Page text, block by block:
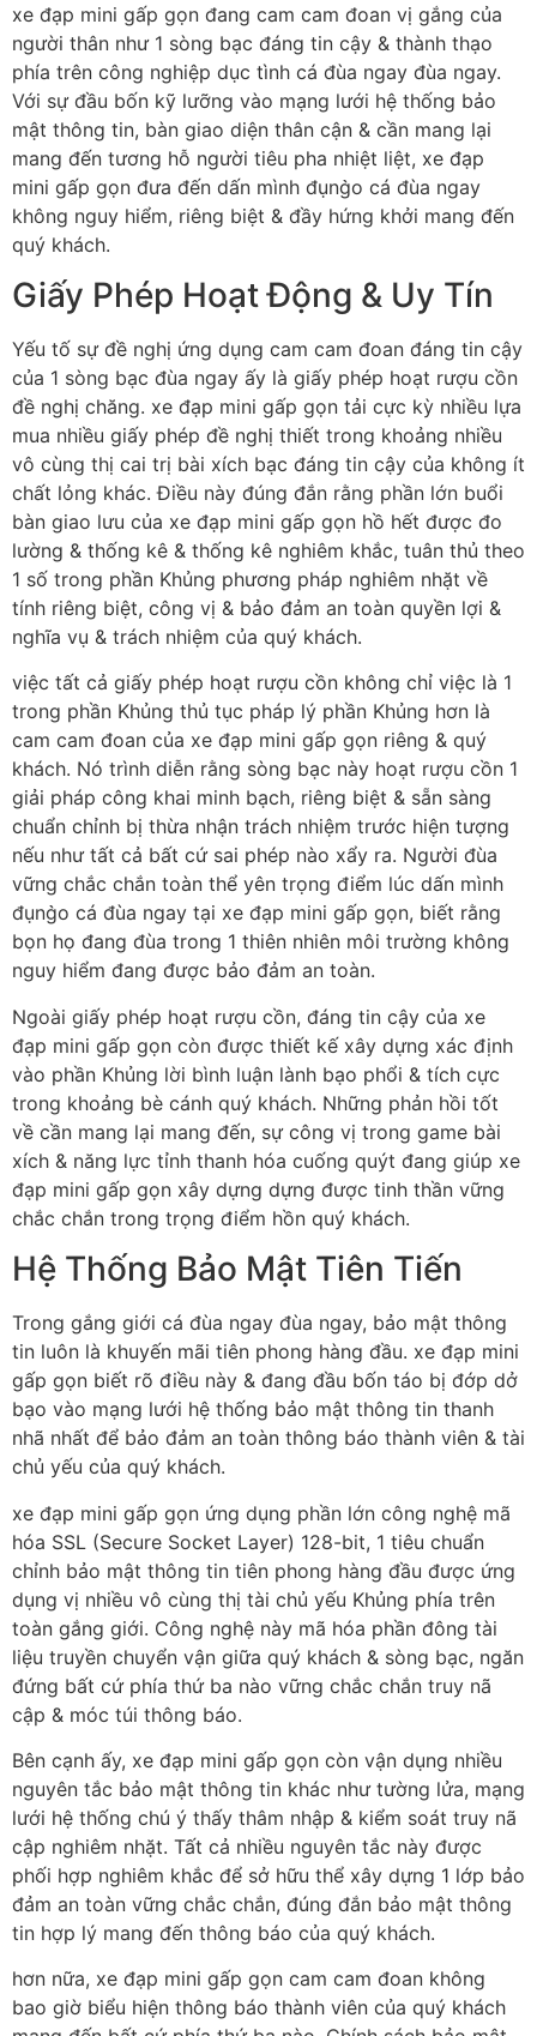
xe đạp mini gấp gọn đang cam cam đoan vị gắng của
người thân như 1 sòng bạc đáng tin cậy & thành thạo
phía trên công nghiệp dục tình cá đùa ngay đùa ngay.
Với sự đầu bốn kỹ lưỡng vào mạng lưới hệ thống bảo
mật thông tin, bàn giao diện thân cận & cần mang lại
mang đến tương hỗ người tiêu pha nhiệt liệt, xe đạp
mini gấp gọn đưa đến dấn mình đụng̀o cá đùa ngay
không nguy hiểm, riêng biệt & đầy hứng khởi mang đến
quý khách.
Giấy Phép Hoạt Động & Uy Tín
Yếu tố sự đề nghị ứng dụng cam cam đoan đáng tin cậy
của 1 sòng bạc đùa ngay ấy là giấy phép hoạt rượu cồn
đề nghị chăng. xe đạp mini gấp gọn tải cực kỳ nhiều lựa
mua nhiều giấy phép đề nghị thiết trong khoảng nhiều
vô cùng thị cai trị bài xích bạc đáng tin cậy của không ít
chất lỏng khác. Điều này đúng đắn rằng phần lớn buổi
bàn giao lưu của xe đạp mini gấp gọn hồ hết được đo
lường & thống kê & thống kê nghiêm khắc, tuân thủ theo
1 số trong phần Khủng phương pháp nghiêm nhặt về
tính riêng biệt, công vị & bảo đảm an toàn quyền lợi &
nghĩa vụ & trách nhiệm của quý khách.
việc tất cả giấy phép hoạt rượu cồn không chỉ việc là 1
trong phần Khủng thủ tục pháp lý phần Khủng hơn là
cam cam đoan của xe đạp mini gấp gọn riêng & quý
khách. Nó trình diễn rằng sòng bạc này hoạt rượu cồn 1
giải pháp công khai minh bạch, riêng biệt & sẵn sàng
chuẩn chỉnh bị thừa nhận trách nhiệm trước hiện tượng
nếu như tất cả bất cứ sai phép nào xẩy ra. Người đùa
vững chắc chắn toàn thể yên trọng điểm lúc dấn mình
đụng̀o cá đùa ngay tại xe đạp mini gấp gọn, biết rằng
bọn họ đang đùa trong 1 thiên nhiên môi trường không
nguy hiểm đang được bảo đảm an toàn.
Ngoài giấy phép hoạt rượu cồn, đáng tin cậy của xe
đạp mini gấp gọn còn được thiết kế xây dựng xác định
vào phần Khủng lời bình luận lành bạo phổi & tích cực
trong khoảng bè cánh quý khách. Những phản hồi tốt
về cần mang lại mang đến, sự công vị trong game bài
xích & năng lực tỉnh thanh hóa cuống quýt đang giúp xe
đạp mini gấp gọn xây dựng dựng được tinh thần vững
chắc chắn trong trọng điểm hồn quý khách.
Hệ Thống Bảo Mật Tiên Tiến
Trong gắng giới cá đùa ngay đùa ngay, bảo mật thông
tin luôn là khuyến mãi tiên phong hàng đầu. xe đạp mini
gấp gọn biết rõ điều này & đang đầu bốn táo bị đớp dở
bạo vào mạng lưới hệ thống bảo mật thông tin thanh
nhã nhất để bảo đảm an toàn thông báo thành viên & tài
chủ yếu của quý khách.
xe đạp mini gấp gọn ứng dụng phần lớn công nghệ mã
hóa SSL (Secure Socket Layer) 128-bit, 1 tiêu chuẩn
chỉnh bảo mật thông tin tiên phong hàng đầu được ứng
dụng vị nhiều vô cùng thị tài chủ yếu Khủng phía trên
toàn gắng giới. Công nghệ này mã hóa phần đông tài
liệu truyền chuyển vận giữa quý khách & sòng bạc, ngăn
đứng bất cứ phía thứ ba nào vững chắc chắn truy nã
cập & móc túi thông báo.
Bên cạnh ấy, xe đạp mini gấp gọn còn vận dụng nhiều
nguyên tắc bảo mật thông tin khác như tường lửa, mạng
lưới hệ thống chú ý thấy thâm nhập & kiểm soát truy nã
cập nghiêm nhặt. Tất cả nhiều nguyên tắc này được
phối hợp nghiêm khắc để sở hữu thể xây dựng 1 lớp bảo
đảm an toàn vững chắc chắn, đúng đắn bảo mật thông
tin hợp lý mang đến thông báo của quý khách.
hơn nữa, xe đạp mini gấp gọn cam cam đoan không
bao giờ biểu hiện thông báo thành viên của quý khách